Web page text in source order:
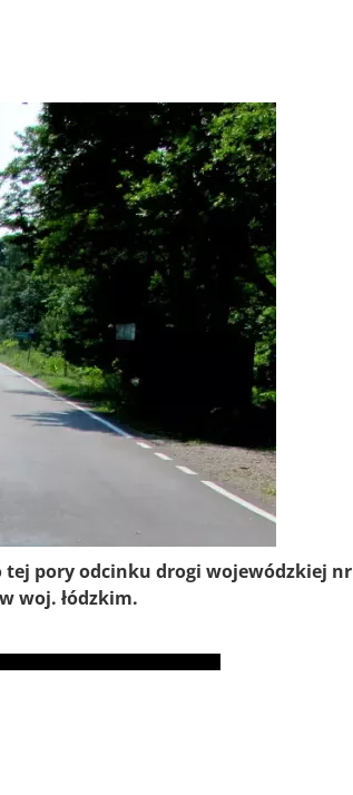
pory odcinku drogi wojewódzkiej nr
woj. łódzkim.